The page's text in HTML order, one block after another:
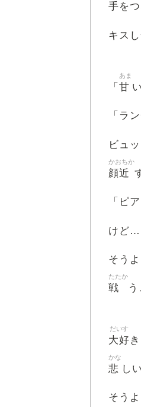
手を
キスし
「 甘
あま
「ラ
ビュ
顔近
かおちか
「ピ
けど…
そう
戦
たたか
大好
だいす
悲
かな
しい
そう